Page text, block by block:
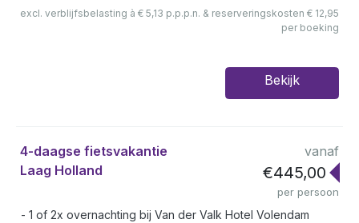
excl. verblijfsbelasting à € 5,13 p.p.p.n. & reserveringskosten € 12,95
per boeking
Bekijk
4-daagse fietsvakantie
Laag Holland
vanaf
€445,00
per persoon
1 of 2x overnachting bij Van der Valk Hotel Volendam